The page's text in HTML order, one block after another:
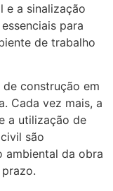
e a sinalização
para
de trabalho
construção em
Cada vez mais, a
a utilização de
são
ambiental da obra